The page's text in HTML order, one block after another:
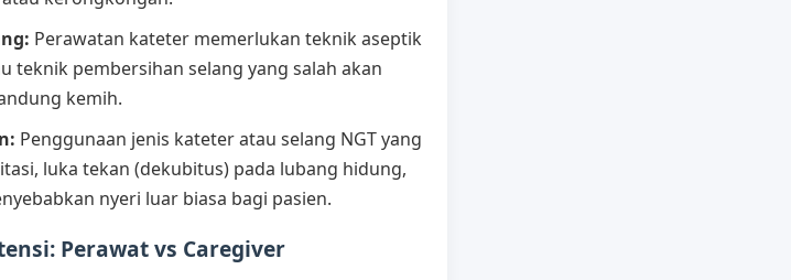
Perawatan kateter memerlukan teknik aseptik
teknik pembersihan selang yang salah akan
kemih.
Penggunaan jenis kateter atau selang NGT yang
luka tekan (dekubitus) pada lubang hidung,
nyeri luar biasa bagi pasien.
Perawat vs Caregiver